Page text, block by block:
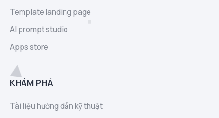
Template landing page
AI prompt studio
Apps store
KHÁM PHÁ
Tài liệu hướng dẫn kỹ thuật